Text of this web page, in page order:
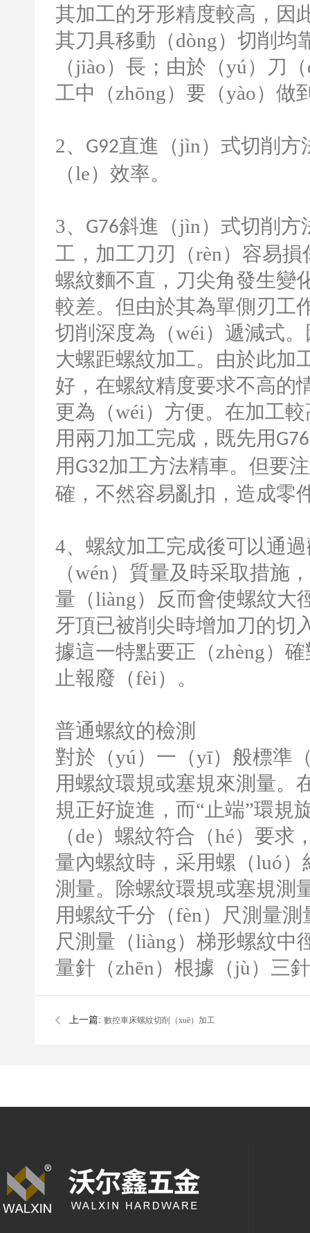
其加工的牙形精度較高，因
其刀具移動（dòng）切削均
（jiào）長；由於（yú）刀
工中（zhōng）要（yào）做
2、 G92直進（jìn）式切削方
（le）效率。
3、 G76斜進（jìn）式切削方
工，加工刀刃（rèn）容易
螺紋麵不直，刀尖角發生變
較差。但由於其為單側刃工
切削深度為（wéi）遞減式
大螺距螺紋加工。由於此加
好，在螺紋精度要求不高的
更為（wéi）方便。在加工
用兩刀加工完成，既先用 G76
用 G32加工方法精車。但要
確，不然容易亂扣，造成零
4、螺紋加工完成後可以通
（wén）質量及時采取措施
量（liàng）反而會使螺紋大
牙頂已被削尖時增加刀的切
據這一特點要正（zhèng）
止報廢（fèi）。
普通螺紋的檢測
對於（yú）一（yī）般標準
用螺紋環規或塞規來測量。
規正好旋進，而“止端”環規
（de）螺紋符合（hé）要
量內螺紋時，采用螺（luó
測量。除螺紋環規或塞規測
用螺紋千分（fèn）尺測量
尺測量（liàng）梯形螺紋中
量針（zhēn）根據（jù）三
上一篇: 數控車床螺紋切削（xuē）加工